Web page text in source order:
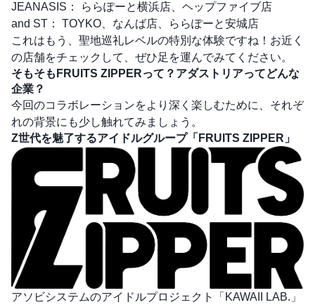
JEANASIS： ららぽーと横浜店、ヘップファイブ店
and ST： TOYKO、なんば店、ららぽーと安城店
これはもう、聖地巡礼レベルの特別な体験ですね！お近く
の店舗をチェックして、ぜひ足を運んでみてください。
そもそもFRUITS ZIPPERって？アダストリアってどんな
企業？
今回のコラボレーションをより深く楽しむために、それぞ
れの背景にも少し触れてみましょう。
Z世代を魅了するアイドルグループ「FRUITS ZIPPER」
アソビシステムのアイドルプロジェクト「KAWAII LAB.」